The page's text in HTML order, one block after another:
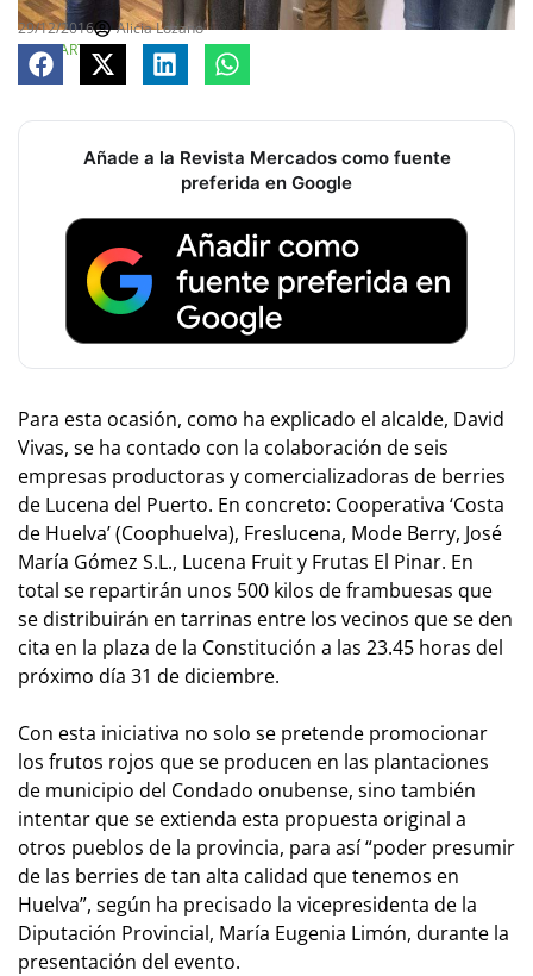
29/12/2016
Alicia Lozano
COMPARTE
Añade a la Revista Mercados como fuente
preferida en Google
Para esta ocasión, como ha explicado el alcalde, David
Vivas, se ha contado con la colaboración de seis
empresas productoras y comercializadoras de berries
de Lucena del Puerto. En concreto: Cooperativa ‘Costa
de Huelva’ (Coophuelva), Freslucena, Mode Berry, José
María Gómez S.L., Lucena Fruit y Frutas El Pinar. En
total se repartirán unos 500 kilos de frambuesas que
se distribuirán en tarrinas entre los vecinos que se den
cita en la plaza de la Constitución a las 23.45 horas del
próximo día 31 de diciembre.
Con esta iniciativa no solo se pretende promocionar
los frutos rojos que se producen en las plantaciones
de municipio del Condado onubense, sino también
intentar que se extienda esta propuesta original a
otros pueblos de la provincia, para así “poder presumir
de las berries de tan alta calidad que tenemos en
Huelva”, según ha precisado la vicepresidenta de la
Diputación Provincial, María Eugenia Limón, durante la
presentación del evento.